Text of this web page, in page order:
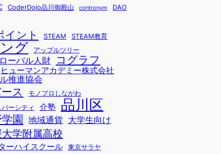
CoderDojo品川御殿山 contronym DAO
イント STEAM STEAM教育
グ
アップルツリー
ーバル人財 コグラフ
ヒューマンアカデミー株式会社
推進協会
ス モノプロしながわ
ーシティ 介塾 品川区
園 地域通貨 大学生向け
学附属高校
ーハイスクール 東京サラヤ